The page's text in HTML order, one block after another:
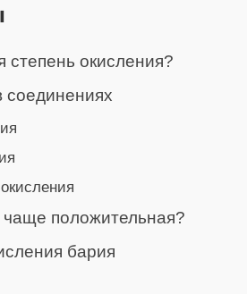
степень окисления?
соединениях
положительная?
бария